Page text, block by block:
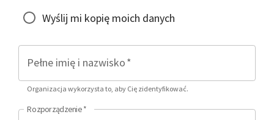
Wyślij mi kopię moich danych
Pełne imię i nazwisko*
Organizacja wykorzysta to, aby Cię zidentyfikować.
Rozporządzenie*